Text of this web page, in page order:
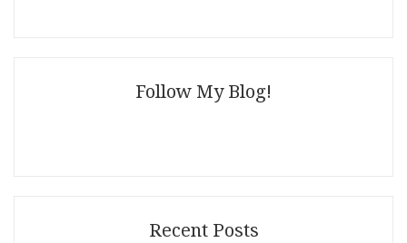
Follow My Blog!
Recent Posts